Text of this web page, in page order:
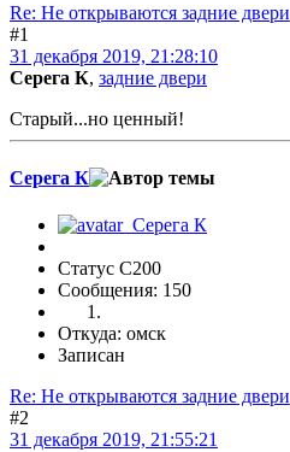
Re: Не открываются задние двери
#1
31 декабря 2019, 21:28:10
Серега К, задние двери
Старый...но ценный!
Серега К
Статус C200
Сообщения: 150
Откуда: омск
Записан
Re: Не открываются задние двери
#2
31 декабря 2019, 21:55:21